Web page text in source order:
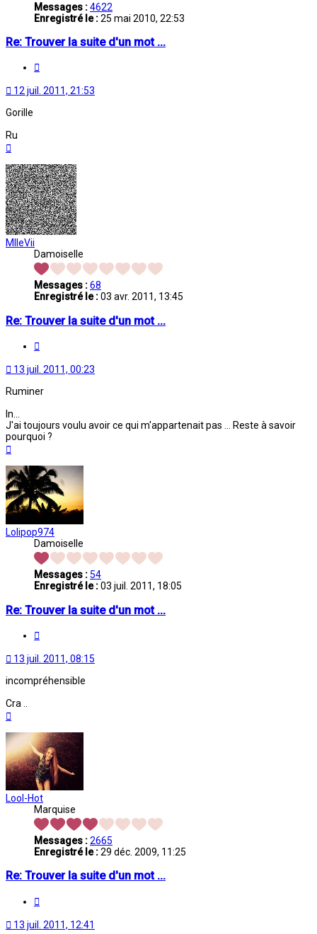
Messages :4622
Enregistré le :25 mai 2010, 22:53
Re: Trouver la suite d'un mot ...
12 juil. 2011, 21:53
Gorille
Ru
MlleVii
Damoiselle
Messages :68
Enregistré le :03 avr. 2011, 13:45
Re: Trouver la suite d'un mot ...
13 juil. 2011, 00:23
Ruminer
In...
J'ai toujours voulu avoir ce qui m'appartenait pas ... Reste à savoir
pourquoi ?
Lolipop974
Damoiselle
Messages :54
Enregistré le :03 juil. 2011, 18:05
Re: Trouver la suite d'un mot ...
13 juil. 2011, 08:15
incompréhensible
Cra ..
Lool-Hot
Marquise
Messages :2665
Enregistré le :29 déc. 2009, 11:25
Re: Trouver la suite d'un mot ...
13 juil. 2011, 12:41